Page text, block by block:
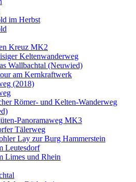
im Herbst
Kreuz MK2
Keltenwanderweg
Wallbachtal (Neuwied)
am Kernkraftwerk
(2018)
Römer- und Kelten-Wanderweg
Panoramaweg MK3
Tälerweg
Lay zur Burg Hammerstein
Leutesdorf
Limes und Rhein